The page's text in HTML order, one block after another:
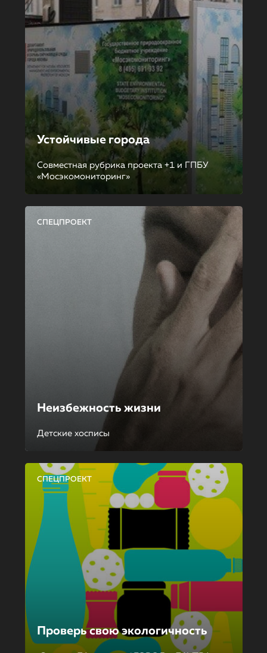
Устойчивые города
Совместная рубрика проекта +1 и ГПБУ
«Мосэкомониторинг»
СПЕЦПРОЕКТ
Неизбежность жизни
Детские хосписы
СПЕЦПРОЕКТ
Проверь свою экологичность